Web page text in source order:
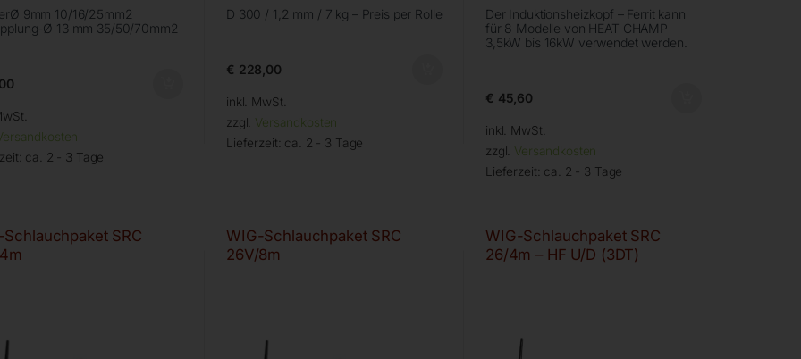
9mm 10/16/25mm2
Ø 13 mm 35/50/70mm2
ca. 2 - 3 Tage
D 300 / 1,2 mm / 7 kg – Preis per Rolle
€ 228,00
inkl. MwSt.
zzgl. Versandkosten
Lieferzeit: ca. 2 - 3 Tage
Der Induktionsheizkopf – Ferrit kann
für 8 Modelle von HEAT CHAMP
3,5kW bis 16kW verwendet werden.
€ 45,60
inkl. MwSt.
zzgl. Versandkosten
Lieferzeit: ca. 2 - 3 Tage
Schlauchpaket SRC
WIG-Schlauchpaket SRC
26V/8m
WIG-Schlauchpaket SRC
26/4m – HF U/D (3DT)